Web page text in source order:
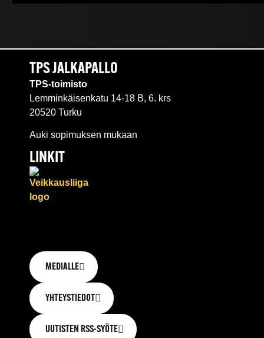
TPS JALKAPALLO
TPS-toimisto
Lemminkäisenkatu 14-18 B, 6. krs
20520 Turku
Auki sopimuksen mukaan
LINKIT
MEDIALLE
YHTEYSTIEDOT
UUTISTEN RSS-SYÖTE